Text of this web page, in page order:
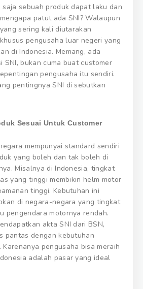
sebuah produk dapat laku dan
patut ada SNI? Walaupun
sering kali diutarakan
pengusaha luar negeri yang
di Indonesia. Memang, ada
SNI, bukan cuma buat customer
pengusaha itu sendiri.
pentingnya SNI di sebutkan
Sesuai Untuk Customer
mempunyai standard sendiri
yang boleh dan tak boleh di
Misalnya di Indonesia, tingkat
yang tinggi membikin helm motor
tinggi. Kebutuhan ini
di negara-negara yang tingkat
pengendara motornya rendah.
akta SNI dari BSN,
pantas dengan kebutuhan
Karenanya pengusaha bisa meraih
adalah pasar yang ideal